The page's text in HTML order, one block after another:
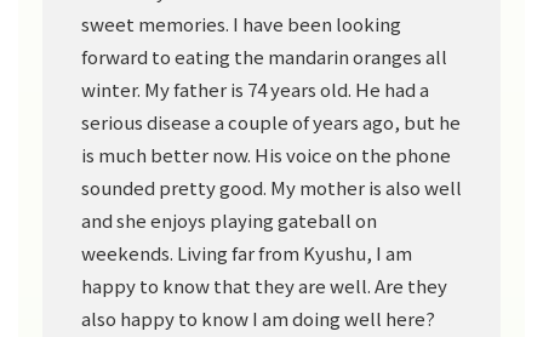
sweet memories. I have been looking
forward to eating the mandarin oranges all
winter. My father is 74 years old. He had a
serious disease a couple of years ago, but he
is much better now. His voice on the phone
sounded pretty good. My mother is also well
and she enjoys playing gateball on
weekends. Living far from Kyushu, I am
happy to know that they are well. Are they
also happy to know I am doing well here?